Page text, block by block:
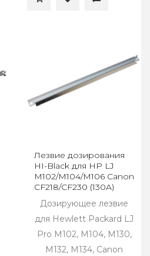
Лезвие дозирования
HI-Black для HP LJ
M102/M104/M106 Canon
CF218/CF230 (130A)
Дозирующее лезвие
для Hewlett Packard LJ
Pro M102, M104, M130,
M132, M134, Canon